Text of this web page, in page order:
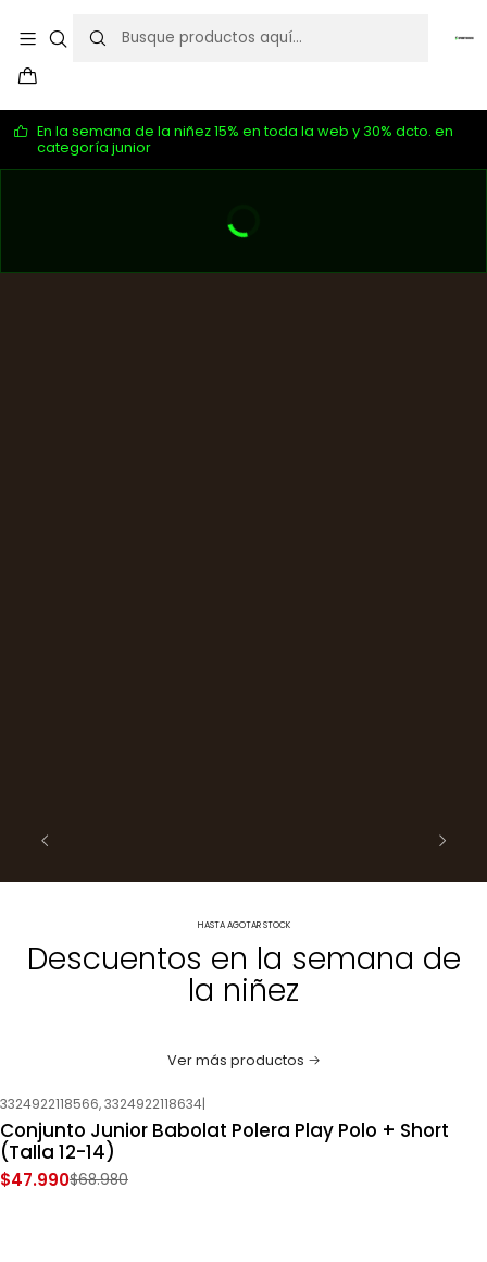
En la semana de la niñez 15% en toda la web y 30% dcto. en
categoría junior
HASTA AGOTAR STOCK
Descuentos en la semana de
la niñez
Ver más productos
-30%OFF
Nuevo
3324922118566, 3324922118634|
Conjunto Junior Babolat Polera Play Polo + Short
(Talla 12-14)
$47.990$68.980